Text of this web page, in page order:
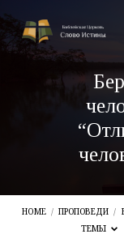
HOME / ПРОПОВЕДИ /
ТЕМЫ